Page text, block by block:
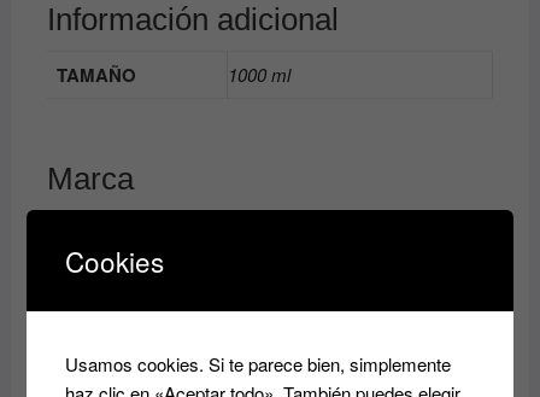
Información adicional
TAMAÑO 1000 ml
Marca
Cookies
Usamos cookies. Si te parece bien, simplemente